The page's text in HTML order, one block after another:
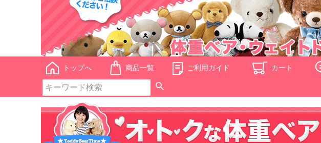
トップへ 商品一覧 ご利用ガイド カート